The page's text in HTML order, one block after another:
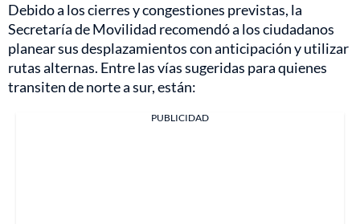
Debido a los cierres y congestiones previstas, la
Secretaría de Movilidad recomendó a los ciudadanos
planear sus desplazamientos con anticipación y utilizar
rutas alternas. Entre las vías sugeridas para quienes
transiten de norte a sur, están:
PUBLICIDAD